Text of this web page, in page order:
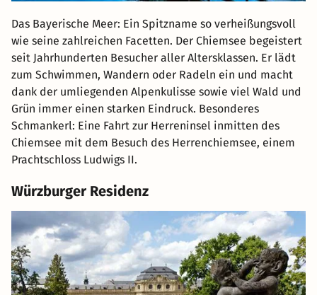
Das Bayerische Meer: Ein Spitzname so verheißungsvoll
wie seine zahlreichen Facetten. Der Chiemsee begeistert
seit Jahrhunderten Besucher aller Altersklassen. Er lädt
zum Schwimmen, Wandern oder Radeln ein und macht
dank der umliegenden Alpenkulisse sowie viel Wald und
Grün immer einen starken Eindruck. Besonderes
Schmankerl: Eine Fahrt zur Herreninsel inmitten des
Chiemsee mit dem Besuch des Herrenchiemsee, einem
Prachtschloss Ludwigs II.
Würzburger Residenz